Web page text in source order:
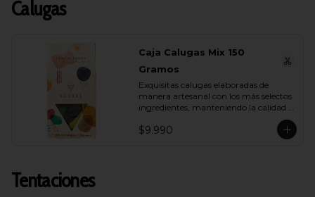
Calugas
Caja Calugas Mix 150
Gramos
Exquisitas calugas elaboradas de
manera artesanal con los más selectos
ingredientes, manteniendo la calidad
propia de Vettel. Encuéntralas en sus
distintas variedades para que
$9.990
Tentaciones